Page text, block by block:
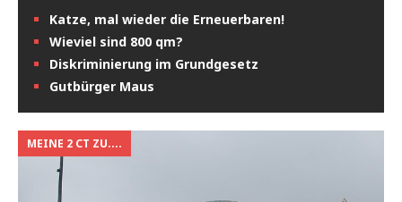
Katze, mal wieder die Erneuerbaren!
Wieviel sind 800 qm?
Diskriminierung im Grundgesetz
Gutbürger Maus
MEINE 2 CT ZU....